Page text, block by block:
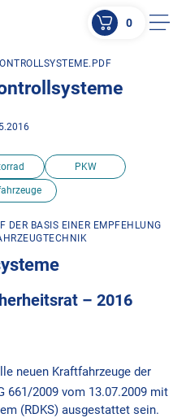
0
PKW
DER BASIS EINER EMPFEHLUNG
– 2016
neuen Kraftfahrzeuge der
661/2009 vom 13.07.2009 mit
(RDKS) ausgestattet sein.